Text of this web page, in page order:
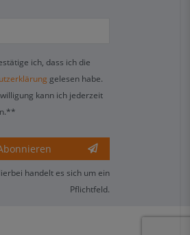
ich, dass ich die
gelesen habe.
kann ich jederzeit
handelt es sich um ein
Pflichtfeld.